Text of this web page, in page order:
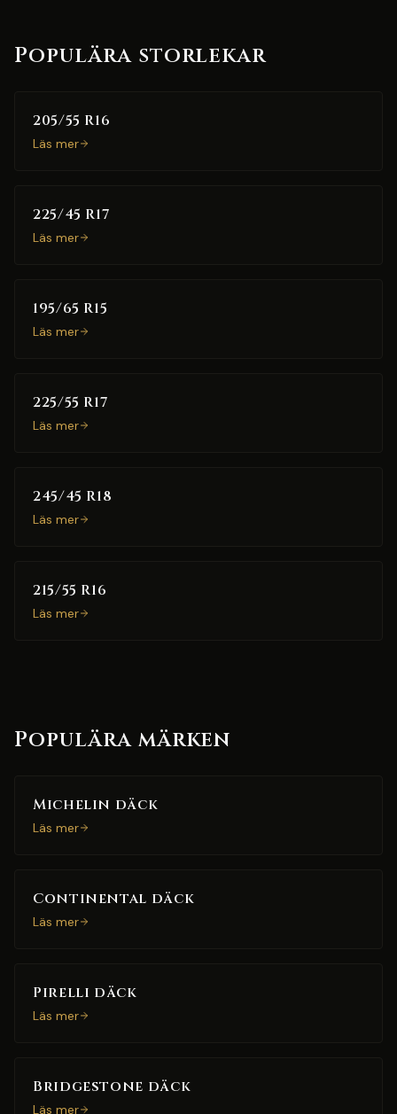
Populära storlekar
205/55 R16
Läs mer
225/45 R17
Läs mer
195/65 R15
Läs mer
225/55 R17
Läs mer
245/45 R18
Läs mer
215/55 R16
Läs mer
Populära märken
Michelin däck
Läs mer
Continental däck
Läs mer
Pirelli däck
Läs mer
Bridgestone däck
Läs mer